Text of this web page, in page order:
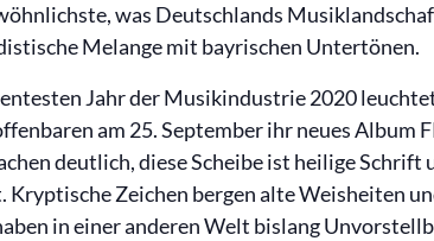
was Deutschlands
Melange mit bayrischen Untertönen.
Jahr der Musikindustrie 2020
am 25. September ihr neues Album
deutlich, diese Scheibe ist heilige
Kryptische Zeichen bergen alte Weisheiten
in einer anderen Welt bislang